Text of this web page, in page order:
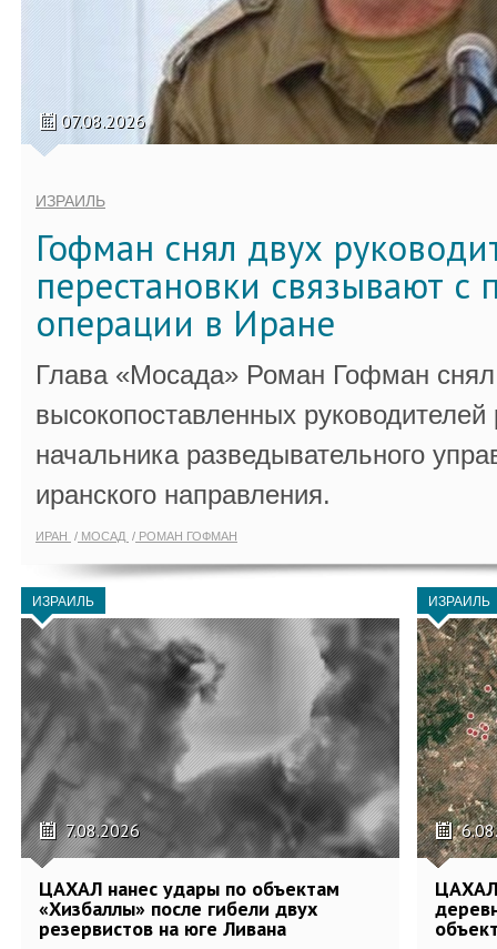
07.08.2026
ИЗРАИЛЬ
Гофман снял двух
перестановки связывают с
операции в Иране
Глава «Мосада» Роман Гофман снял
высокопоставленных
начальника разведывательного
иранского направления.
ИРАН МОСАД РОМАН ГОФМАН
ИЗРАИЛЬ
7.08.2026
ЦАХАЛ нанес удары по объектам
«Хизбаллы» после гибели двух
резервистов на юге Ливана
ИЗРАИЛЬ